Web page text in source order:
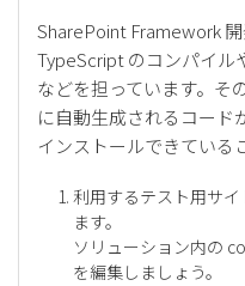
SharePoint Framework
TypeScript のコンパイル
などを担っています。そ
に自動生成されるコード
インストールできている
利用するテスト用サイ
ます。
ソリューション内の
を編集しましょう。